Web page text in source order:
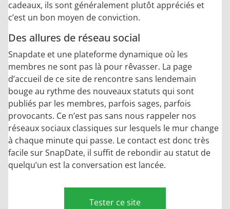
cadeaux, ils sont généralement plutôt appréciés et
c’est un bon moyen de conviction.
Des allures de réseau social
Snapdate et une plateforme dynamique où les
membres ne sont pas là pour rêvasser. La page
d’accueil de ce site de rencontre sans lendemain
bouge au rythme des nouveaux statuts qui sont
publiés par les membres, parfois sages, parfois
provocants. Ce n’est pas sans nous rappeler nos
réseaux sociaux classiques sur lesquels le mur change
à chaque minute qui passe. Le contact est donc très
facile sur SnapDate, il suffit de rebondir au statut de
quelqu’un est la conversation est lancée.
Tester ce site